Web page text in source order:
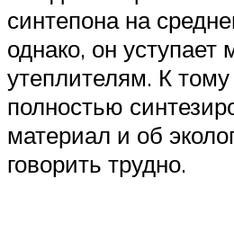
синтепона на
однако, он уступает
утеплителям. К
полностью
материал и об
говорить трудно.